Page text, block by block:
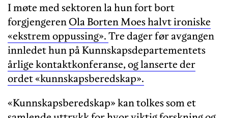
I møte med sektoren la hun fort bort
forgjengerenOla Borten Moes halvt ironiske
«ekstrem oppussing».Tre dager før avgangen
innledet hun på Kunnskapsdepartementets
årlige kontaktkonferanse, og lanserte der
ordet «kunnskapsberedskap».
«Kunnskapsberedskap» kan tolkes som et